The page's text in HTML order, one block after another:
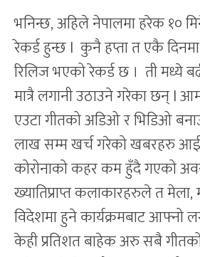
भनिन्छ, अहिले नेपालमा हरेक १०
रेकर्ड हुन्छ l कुनै हप्ता त एकै
रिलिज भएको रेकर्ड छ । ती मध्ये
मात्रै लगानी उठाउने गरेका छन् l
एउटा गीतको अडिओ र भिडिओ
लाख सम्म खर्च गरेको खबरहरु
कोरोनाको कहर कम हुँदै गएको
ख्यातिप्राप्त कलाकारहरुले त मेला,
विदेशमा हुने कार्यक्रमबाट आफ्नो
केही प्रतिशत बाहेक अरु सबै